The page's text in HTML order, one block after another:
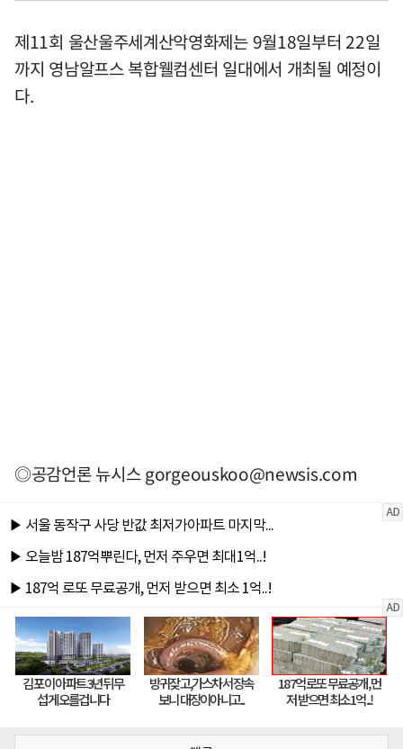
제11회 울산울주세계산악영화제는 9월18일부터 22일
까지 영남알프스 복합웰컴센터 일대에서 개최될 예정이
다.
◎공감언론 뉴시스gorgeouskoo@newsis.com